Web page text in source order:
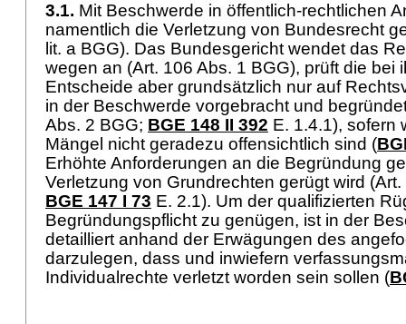
3.1. Mit Beschwerde in öffentlich-rechtlichen
namentlich die Verletzung von Bundesrecht
lit. a BGG). Das Bundesgericht wendet das
wegen an (Art. 106 Abs. 1 BGG), prüft die bei
Entscheide aber grundsätzlich nur auf
in der Beschwerde vorgebracht und
Abs. 2 BGG; BGE 148 II 392 E. 1.4.1), sofern
Mängel nicht geradezu offensichtlich sind (
Erhöhte Anforderungen an die Begründung
Verletzung von Grundrechten gerügt wird (Art.
BGE 147 I 73 E. 2.1). Um der qualifizierten
Begründungspflicht zu genügen, ist in der
detailliert anhand der Erwägungen des
darzulegen, dass und inwiefern
Individualrechte verletzt worden sein sollen (